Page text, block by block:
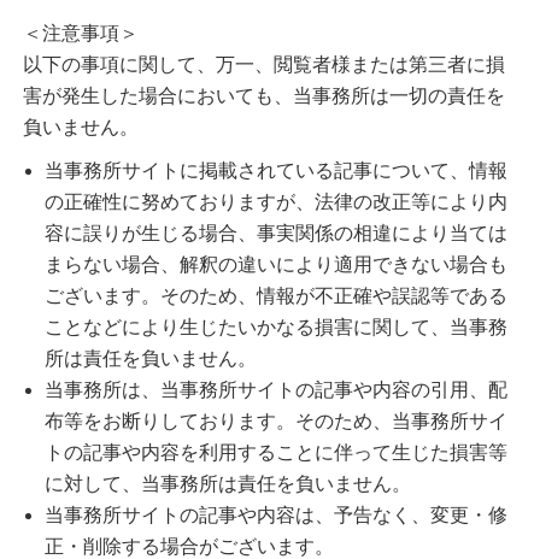
＜注意事項＞
以下の事項に関して、万一、閲覧者様または第三者に損
害が発生した場合においても、当事務所は一切の責任を
負いません。
当事務所サイトに掲載されている記事について、情報
の正確性に努めておりますが、法律の改正等により内
容に誤りが生じる場合、事実関係の相違により当ては
まらない場合、解釈の違いにより適用できない場合も
ございます。そのため、情報が不正確や誤認等である
ことなどにより生じたいかなる損害に関して、当事務
所は責任を負いません。
当事務所は、当事務所サイトの記事や内容の引用、配
布等をお断りしております。そのため、当事務所サイ
トの記事や内容を利用することに伴って生じた損害等
に対して、当事務所は責任を負いません。
当事務所サイトの記事や内容は、予告なく、変更・修
正・削除する場合がございます。